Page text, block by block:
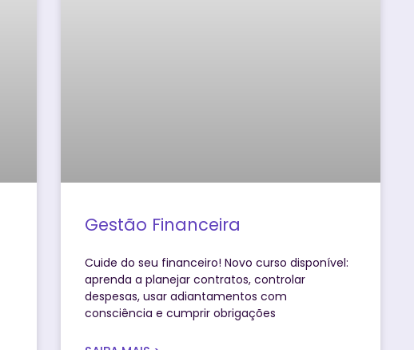
Gestão Financeira
Cuide do seu financeiro! Novo curso disponível:
aprenda a planejar contratos, controlar
despesas, usar adiantamentos com
consciência e cumprir obrigações